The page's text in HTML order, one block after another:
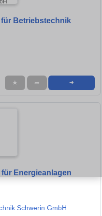
für Betriebstechnik
★ ➦ ➜
Energieanlagen
Schwerin GmbH